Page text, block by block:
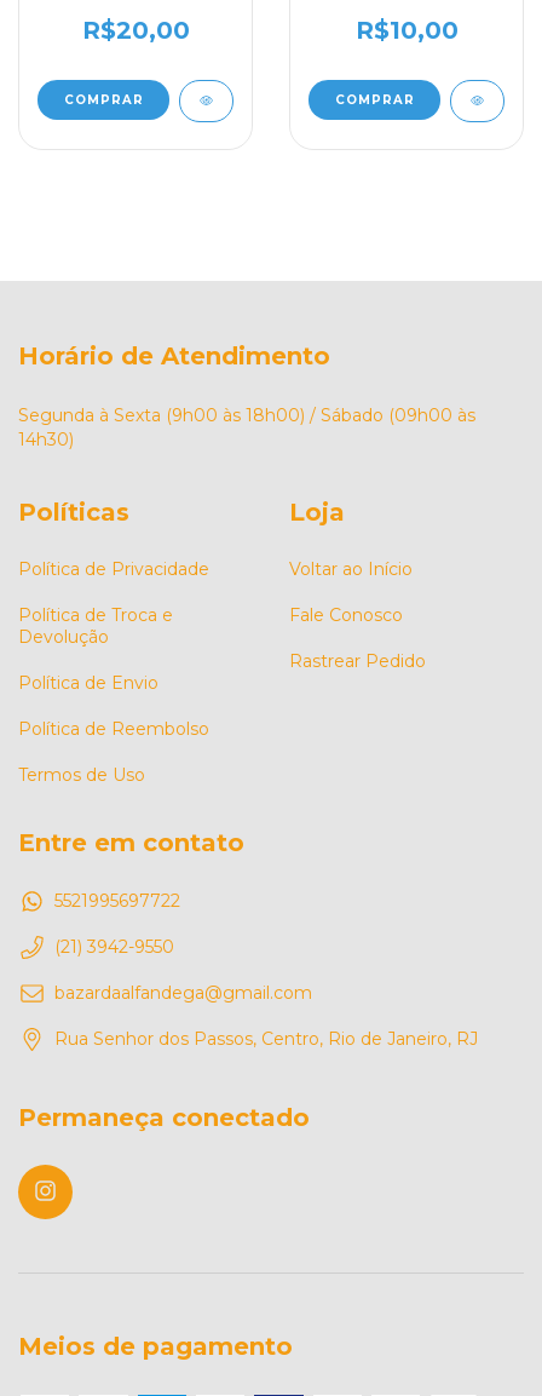
R$20,00 R$10,00
Horário de Atendimento
Segunda à Sexta (9h00 às 18h00) / Sábado (09h00 às
14h30)
Políticas
Política de Privacidade
Política de Troca e
Devolução
Política de Envio
Política de Reembolso
Termos de Uso
Loja
Voltar ao Início
Fale Conosco
Rastrear Pedido
Entre em contato
5521995697722
(21) 3942-9550
bazardaalfandega@gmail.com
Rua Senhor dos Passos, Centro, Rio de Janeiro, RJ
Permaneça conectado
Meios de pagamento